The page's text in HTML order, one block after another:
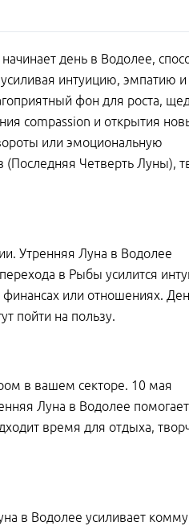
день в Водолее,
интуицию, эмпатию и
фон для роста,
compassion и открытия
или эмоциональную
Четверть Луны),
Утренняя Луна в Водолее
в Рыбы усилится
или отношениях.
пойти на пользу.
в вашем секторе. 10 мая
Луна в Водолее помогает
время для отдыха,
в Водолее усиливает